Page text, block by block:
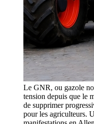
Le GNR, ou gazole
tension depuis que le
de supprimer
pour les agriculteurs.